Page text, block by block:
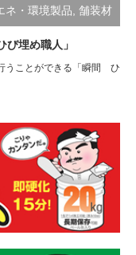
ネ・環境製品, 舗装材
埋め職人」
うことができる「瞬間 ひ